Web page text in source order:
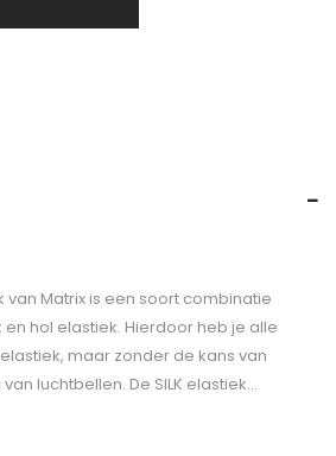
van Matrix is een soort combinatie
hol elastiek. Hierdoor heb je alle
maar zonder de kans van
luchtbellen. De SILK elastiek…